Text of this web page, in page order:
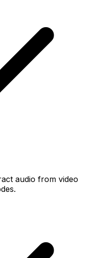
audio from video